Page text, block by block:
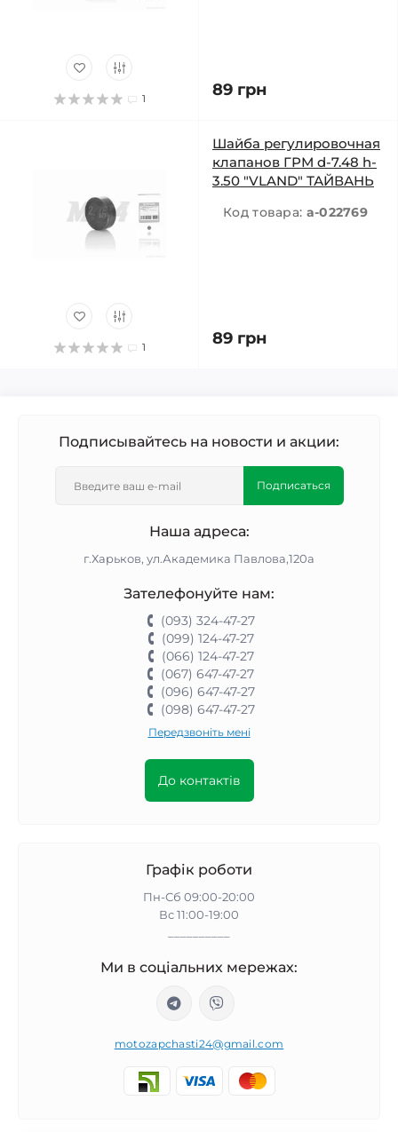
1 89 грн
1
Шайба регулировочная
клапанов ГРМ d-7.48 h-
3.50 "VLAND" ТАЙВАНЬ
Код товара: a-022769
89 грн
Подписывайтесь на новости и акции:
Подписаться
Наша адреса:
г.Харьков, ул.Академика Павлова,120а
Зателефонуйте нам:
(093) 324-47-27
(099) 124-47-27
(066) 124-47-27
(067) 647-47-27
(096) 647-47-27
(098) 647-47-27
Передзвоніть мені
До контактів
Графік роботи
Пн-Сб 09:00-20:00
Вс 11:00-19:00
Ми в соціальних мережах:
motozapchasti24@gmail.com